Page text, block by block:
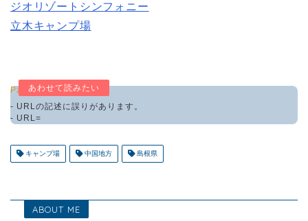
ジオリゾートシンフォニー
立木キャンプ場
Pz-LinkCard
- URLの記述に誤りがあります。
- URL=
キャンプ場 中国地方 島根県
ABOUT ME